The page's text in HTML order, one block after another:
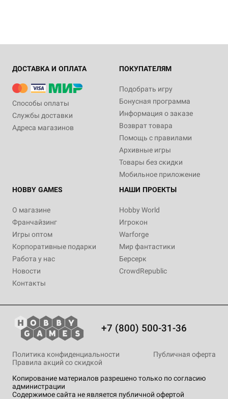
ДОСТАВКА И ОПЛАТА
Способы оплаты
Службы доставки
Адреса магазинов
ПОКУПАТЕЛЯМ
Подобрать игру
Бонусная программа
Информация о заказе
Возврат товара
Помощь с правилами
Архивные игры
Товары без скидки
Мобильное приложение
HOBBY GAMES
О магазине
Франчайзинг
Игры оптом
Корпоративные подарки
Работа у нас
Новости
Контакты
НАШИ ПРОЕКТЫ
Hobby World
Игрокон
Warforge
Мир фантастики
Берсерк
CrowdRepublic
+7 (800) 500-31-36
Копирование материалов разрешено только по согласию
администрации
Содержимое сайта не является публичной офертой
Политика конфиденциальности
Публичная оферта
Правила акций со скидкой